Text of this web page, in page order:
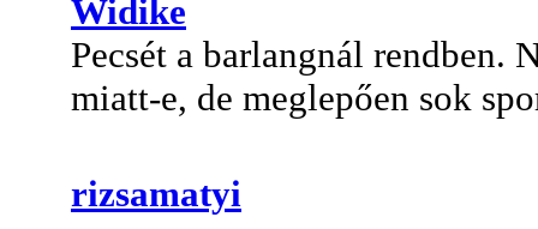
Widike
Pecsét a barlangnál rendben.
miatt-e, de meglepően sok
rizsamatyi